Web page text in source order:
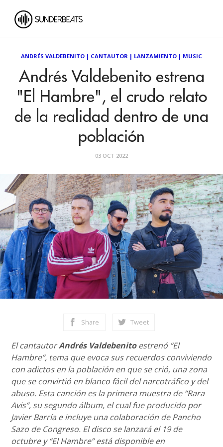
ANDRÉS VALDEBENITO | CANTAUTOR | LANZAMIENTO | MUSIC
Andrés Valdebenito estrena
"El Hambre", el crudo relato
de la realidad dentro de una
población
03 OCT 2022
Share Tweet
El cantautorAndrés Valdebenitoestrenó “El
Hambre”, tema que evoca sus recuerdos conviviendo
con adictos en la población en que se crió, una zona
que se convirtió en blanco fácil del narcotráfico y del
abuso. Esta canción es la primera muestra de “Rara
Avis”, su segundo álbum, el cual fue producido por
Javier Barría e incluye una colaboración de Pancho
Sazo de Congreso. El disco se lanzará el 19 de
octubre y “El Hambre” está disponible en